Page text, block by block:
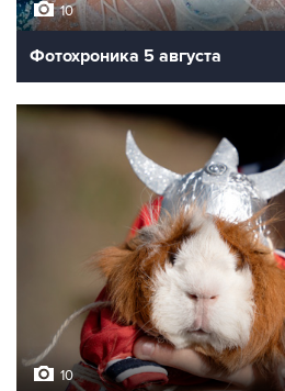
10
Фотохроника 5 августа
10